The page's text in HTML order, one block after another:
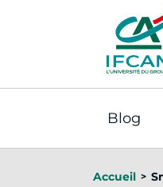
Blog
Accueil